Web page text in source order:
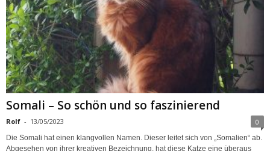
Somali – So schön und so faszinierend
Rolf - 13/05/2023 0
Die Somali hat einen klangvollen Namen. Dieser leitet sich von „Somalien“ ab.
Abgesehen von ihrer kreativen Bezeichnung, hat diese Katze eine überaus